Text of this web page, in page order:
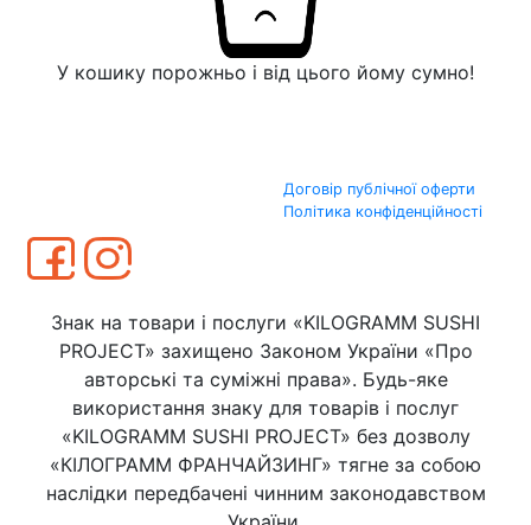
У кошику порожньо і від цього йому сумно!
Договір публічної оферти
Політика конфіденційності
Знак на товари і послуги «KILOGRAMM SUSHI
PROJECT» захищено Законом України «Про
авторські та суміжні права». Будь-яке
використання знаку для товарів і послуг
«KILOGRAMM SUSHI PROJECT» без дозволу
«КІЛОГРАММ ФРАНЧАЙЗИНГ» тягне за собою
наслідки передбачені чинним законодавством